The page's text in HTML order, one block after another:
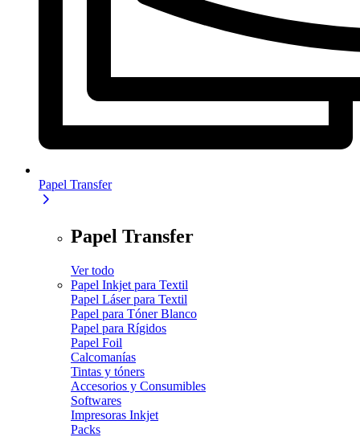
Papel Transfer
Papel Transfer
Ver todo
Papel Inkjet para Textil
Papel Láser para Textil
Papel para Tóner Blanco
Papel para Rígidos
Papel Foil
Calcomanías
Tintas y tóners
Accesorios y Consumibles
Softwares
Impresoras Inkjet
Packs